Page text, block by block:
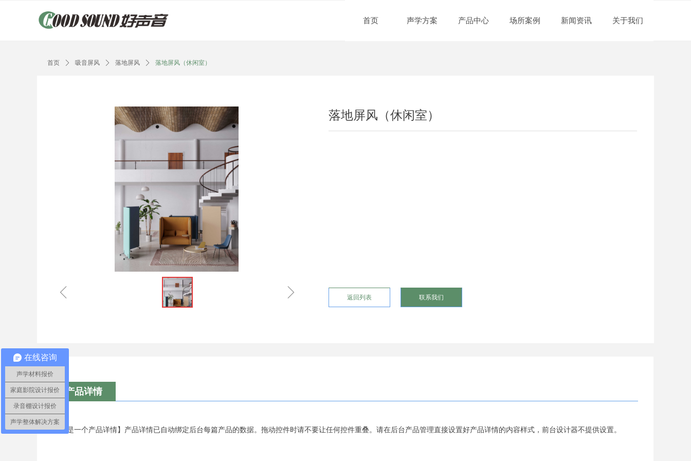
首页 声学方案 产品中心 场所案例 新闻资讯 关于我们
首页 ꄲ 吸音屏风 ꄲ 落地屏风 ꄲ 落地屏风（休闲室）
ꁆ ꁇ
落地屏风（休闲室）
返回列表 联系我们
产品详情
【这是一个产品详情】产品详情已自动绑定后台每篇产品的数据。拖动控件时请不要让任何控件重叠。请在后台产品管理直接设置好产品详情的内容样式，前台设计器不提供设置。
在线咨询
声学材料报价
家庭影院设计报价
录音棚设计报价
声学整体解决方案